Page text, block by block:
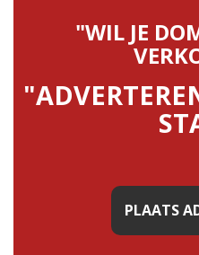
"WIL JE
PLAATS